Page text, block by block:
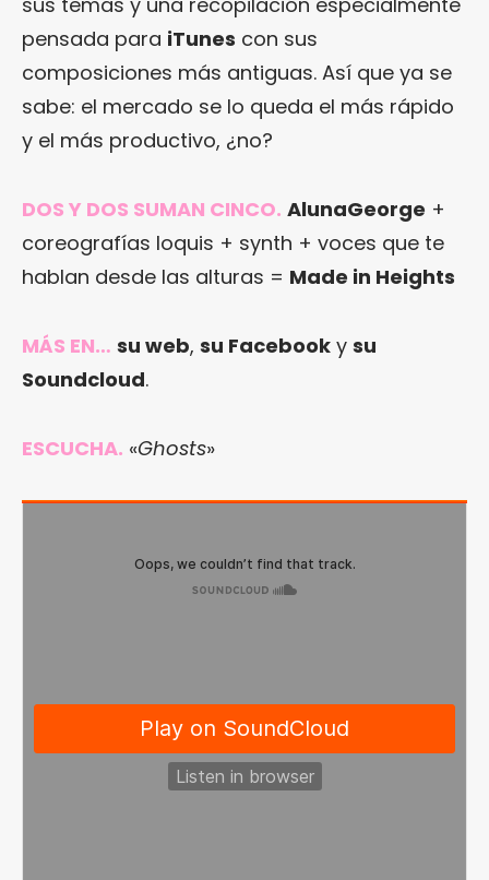
pensada para iTunes con sus
composiciones más antiguas. Así que ya se
sabe: el mercado se lo queda el más rápido
y el más productivo, ¿no?
DOS Y DOS SUMAN CINCO. AlunaGeorge +
coreografías loquis + synth + voces que te
hablan desde las alturas = Made in Heights
MÁS EN… su web, su Facebook y su
Soundcloud.
ESCUCHA. «Ghosts»